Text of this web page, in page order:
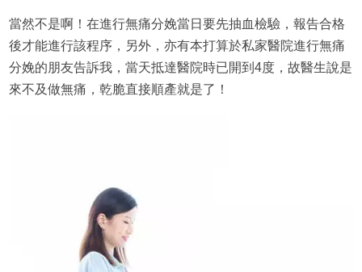
當然不是啊！在進行無痛分娩當日要先抽血檢驗，報告合格
後才能進行該程序，另外，亦有本打算於私家醫院進行無痛
分娩的朋友告訴我，當天抵達醫院時已開到4度，故醫生說是
來不及做無痛，乾脆直接順產就是了！